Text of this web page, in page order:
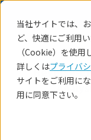
当社サイトでは、
ど、快適にご利用
（Cookie）を使用
詳しくはプライバ
サイトをご利用に
用に同意下さい。
Reverse-